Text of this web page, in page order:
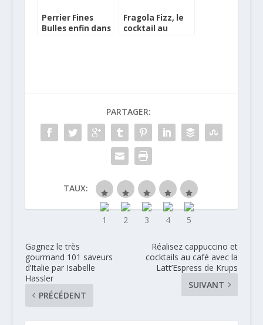
Perrier Fines
Bulles enfin dans
Fragola Fizz, le
cocktail au
PARTAGER:
TAUX:
Gagnez le très
gourmand 101 saveurs
d’Italie par Isabelle
Hassler
PRÉCÉDENT
Réalisez cappuccino et
cocktails au café avec la
Latt’Espress de Krups
SUIVANT